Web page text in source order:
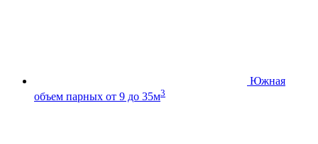
Южная
объем парных от 9 до 35м3